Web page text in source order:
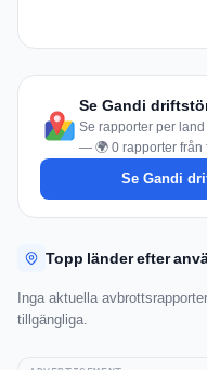
Se Gandi
Se rapporter per
— 🌍 0 rapporter från
Se Gandi
Topp länder efter
Inga aktuella avbrottsrapporter
tillgängliga.